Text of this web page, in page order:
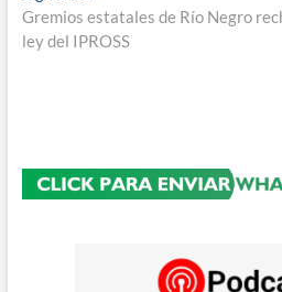
entradas
siguiente:
Gremios estatales de Río Negro
ley del IPROSS